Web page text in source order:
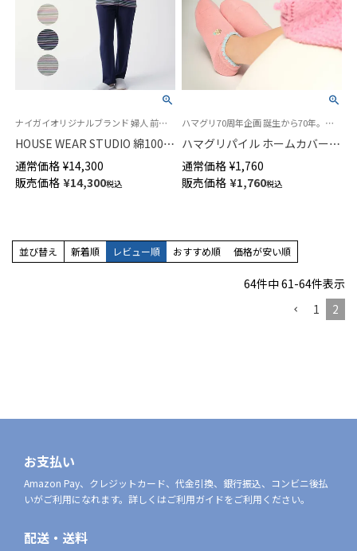
ナイガイオリジナルブランド 婦人 前ボタン
HOUSE WEAR STUDIO 綿100％
30スムース パジャマ エスポワ
ールボーダー 長袖 長丈パンツ
【Mサイズ】 レディース
通常価格 ¥14,300
販売価格 ¥14,300税込
ハマグリ70周年企画 誕生から70年。熟練の職人技で作られた逸品 「ハマグリパイル」 冷えとり ルームソックス
ハマグリパイル ホームカバー
ハマグリちゃん刺しゅう 室内用
靴下 ルームソックス 93002601
通常価格 ¥1,760
販売価格 ¥1,760税込
並び替え 新着順 レビュー順 おすすめ順 価格が安い順
64件中61-64件表示
1
2
お支払い
Amazon Pay、クレジットカード、代金引換、銀行振込、コンビニ後払
いがご利用になれます。詳しくはご利用ガイドをご利用ください。
配送・送料